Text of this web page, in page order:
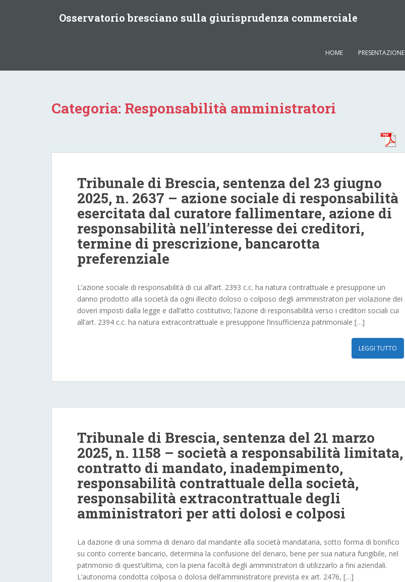
Osservatorio bresciano sulla giurisprudenza commerciale
HOME PRESENTAZIONE
Categoria: Responsabilità amministratori
Tribunale di Brescia, sentenza del 23 giugno
2025, n. 2637 – azione sociale di responsabilità
esercitata dal curatore fallimentare, azione di
responsabilità nell’interesse dei creditori,
termine di prescrizione, bancarotta
preferenziale
L’azione sociale di responsabilità di cui all’art. 2393 c.c. ha natura contrattuale e presuppone un
danno prodotto alla società da ogni illecito doloso o colposo degli amministratori per violazione dei
doveri imposti dalla legge e dall’atto costitutivo; l’azione di responsabilità verso i creditori sociali cui
all’art. 2394 c.c. ha natura extracontrattuale e presuppone l’insufficienza patrimoniale […]
LEGGI TUTTO
Tribunale di Brescia, sentenza del 21 marzo
2025, n. 1158 – società a responsabilità limitata,
contratto di mandato, inadempimento,
responsabilità contrattuale della società,
responsabilità extracontrattuale degli
amministratori per atti dolosi e colposi
La dazione di una somma di denaro dal mandante alla società mandataria, sotto forma di bonifico
su conto corrente bancario, determina la confusione del denaro, bene per sua natura fungibile, nel
patrimonio di quest’ultima, con la piena facoltà degli amministratori di utilizzarlo a fini aziendali.
L’autonoma condotta colposa o dolosa dell’amministratore prevista ex art. 2476, […]